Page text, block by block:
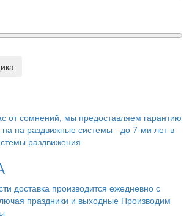
от сомнений, мы предоставляем гарантию
на раздвижные системы - до 7-ми лет в
раздвижения
доставка производится ежедневно с
праздники и выходные Производим